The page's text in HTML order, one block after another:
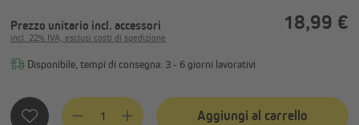
Prezzo unitario incl. accessori 18,99 €
incl. 22% IVA, esclusi costi di spedizione
Disponibile, tempi di consegna: 3 - 6 giorni lavorativi
Quantità del prodotto: inserisci la quantità desiderata o
Aggiungi al carrello